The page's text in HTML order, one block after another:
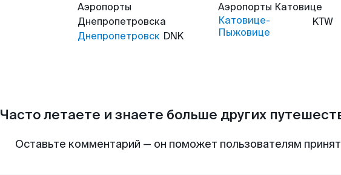
Аэропорты
Днепропетровска
Днепропетровск DNK
Аэропорты Катовице
Катовице-
Пыжовице
KTW
Часто летаете и знаете больше других
Оставьте комментарий — он поможет пользователям